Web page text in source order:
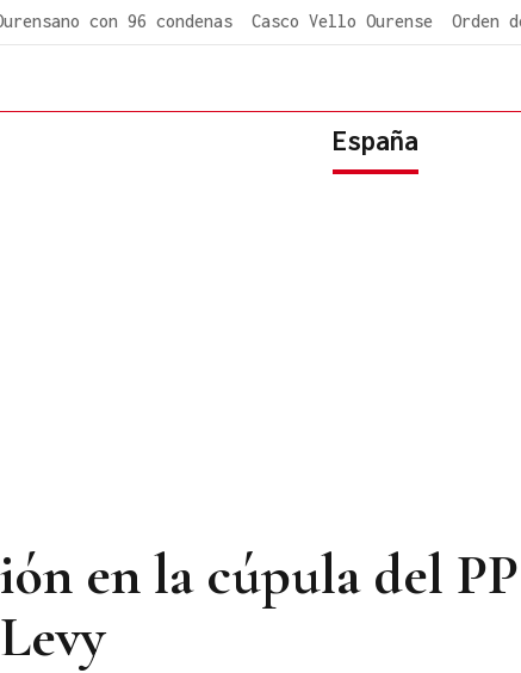
con 96 condenas Casco Vello Ourense Orden
España
en la cúpula del